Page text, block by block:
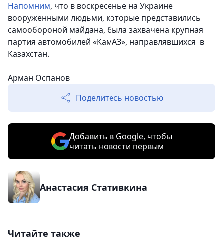
Напомним, что в воскресенье на Украине
вооруженными людьми, которые представились
самообороной майдана, была захвачена крупная
партия автомобилей «КамАЗ», направлявшихся в
Казахстан.
Арман Оспанов
Поделитесь новостью
Добавить в Google, чтобы
читать новости первым
Анастасия Стативкина
Читайте также